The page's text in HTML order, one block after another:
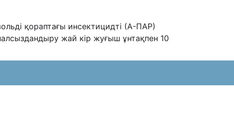
қораптағы инсектицидті (А-ПАР)
жай кір жуғыш ұнтақпен 10